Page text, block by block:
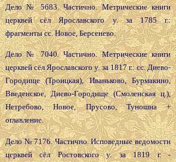
Дело № 5683. Частично. Метрические книги
церквей сёл Ярославского у. за 1785 г.:
фрагменты сс. Новое, Берсенево.
Дело № 7040. Частично. Метрические книги
церквей сёл Ярославского у. за 1817 г.: сс. Диево-
Городище (Троицкая), Иваньково, Бурмакино,
Введенское, Диево-Городище (Смоленская ц.),
Нетребово, Новое, Прусово, Туношна +
оглавление.
Дело № 7176. Частично. Исповедные ведомости
церквей сёл Ростовского у. за 1819 г. -